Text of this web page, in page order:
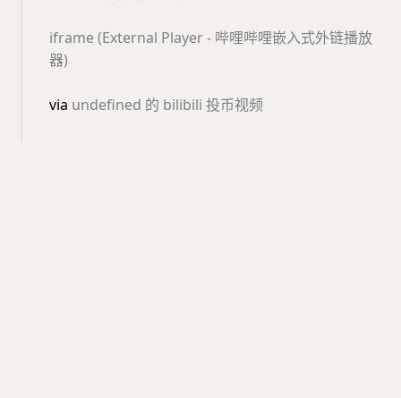
iframe (External Player - 哔哩哔哩嵌入式外链播放
器)
via undefined 的 bilibili 投币视频